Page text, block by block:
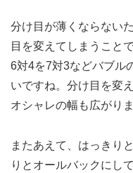
分け目が薄くならない
目を変えてしまうこと
6対4を7対3などバブル
いですね。分け目を変
オシャレの幅も広がりま
またあえて、はっきり
りとオールバックにし